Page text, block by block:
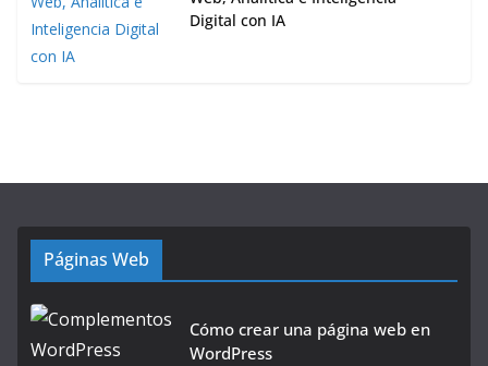
Digital con IA
Páginas Web
Cómo crear una página web en
WordPress